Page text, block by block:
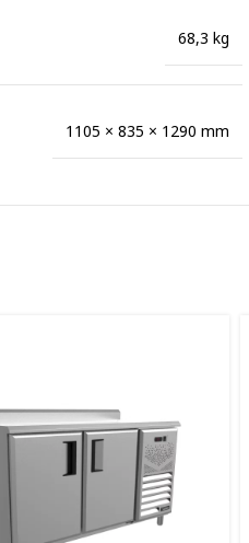
68,3 kg
1105 × 835 × 1290 mm